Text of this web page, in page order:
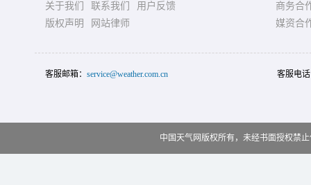
关于我们 联系我们
用户反馈
版权声明
网站律师
商务合
媒资合
客服邮箱： service@weather.com.cn 客服电
中国天气网版权所有，未经书面授权